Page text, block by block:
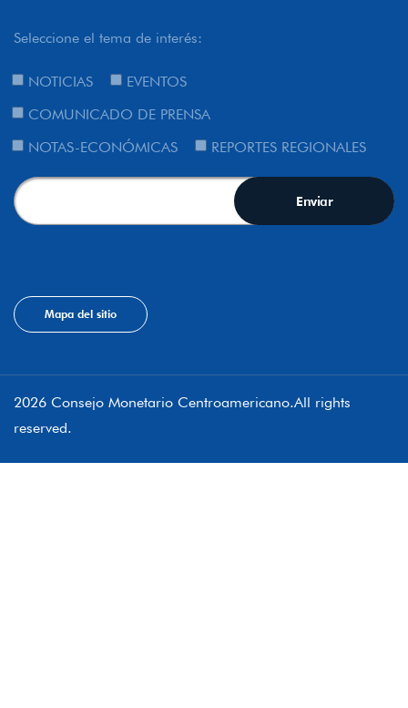
Seleccione el tema de interés:
NOTICIAS
EVENTOS
COMUNICADO DE PRENSA
NOTAS-ECONÓMICAS
REPORTES REGIONALES
Mapa del sitio
2026 Consejo Monetario Centroamericano.All rights
reserved.